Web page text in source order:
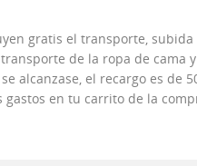
gratis el transporte, subida
de la ropa de cama y
alcanzase, el recargo es de
gastos en tu carrito de la